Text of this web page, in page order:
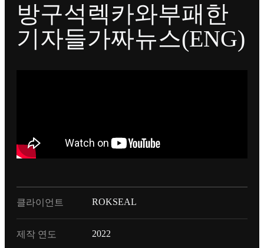
방구석렉카와부패한
기자들가짜뉴스(ENG)
클라이언트 ROKSEAL
제작 연도 2022